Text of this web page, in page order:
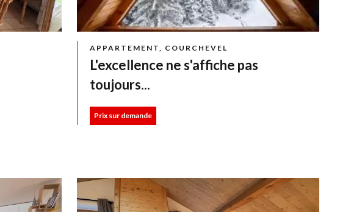
APPARTEMENT, COURCHEVEL
L'excellence ne s'affiche pas
toujours...
Prix sur demande